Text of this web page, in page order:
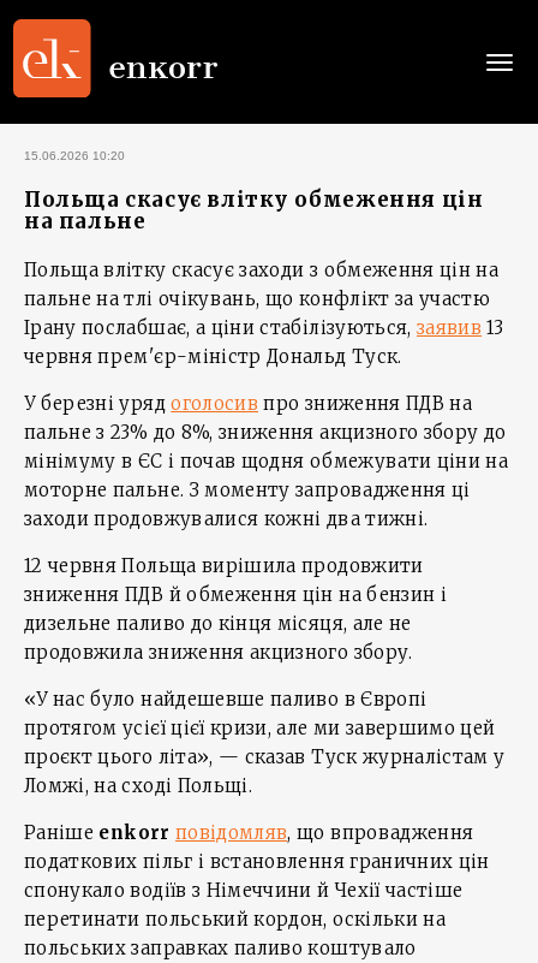
15.06.2026 10:20
Польща скасує влітку обмеження цін
на пальне
Польща влітку скасує заходи з обмеження цін на
пальне на тлі очікувань, що конфлікт за участю
Ірану послабшає, а ціни стабілізуються,заявив 13
червня прем'єр-міністр Дональд Туск.
У березні урядоголосив про зниження ПДВ на
пальне з 23% до 8%, зниження акцизного збору до
мінімуму в ЄС і почав щодня обмежувати ціни на
моторне пальне. З моменту запровадження ці
заходи продовжувалися кожні два тижні.
12 червня Польща вирішила продовжити
зниження ПДВ й обмеження цін на бензин і
дизельне паливо до кінця місяця, але не
продовжила зниження акцизного збору.
«У нас було найдешевше паливо в Європі
протягом усієї цієї кризи, але ми завершимо цей
проєкт цього літа», — сказав Туск журналістам у
Ломжі, на сході Польщі.
Раніше enkorr повідомляв, що впровадження
податкових пільг і встановлення граничних цін
спонукало водіїв з Німеччини й Чехії частіше
перетинати польський кордон, оскільки на
польських заправках паливо коштувало